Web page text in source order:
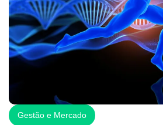
Gestão e Mercado